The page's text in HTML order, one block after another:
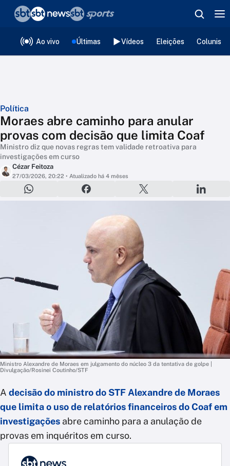
Ao vivo Últimas Vídeos Eleições
Política
Moraes abre caminho para anular
provas com decisão que limita Coaf
Ministro diz que novas regras tem validade retroativa para
investigações em curso
Cézar Feitoza
27/03/2026, 20:22 • Atualizado há 4 mêses
Ministro Alexandre de Moraes em julgamento do núcleo 3 da tentativa de golpe |
Divulgação/Rosinei Coutinho/STF
A decisão do ministro do STF Alexandre de Moraes
que limita o uso de relatórios financeiros do Coaf em
investigações abre caminho para a anulação de
provas em inquéritos em curso.
❮voltar
Editorias